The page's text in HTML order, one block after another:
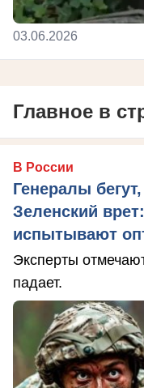
03.06.2026
Главное в
В России
Генералы
Зеленский
испытывают
Эксперты
падает.